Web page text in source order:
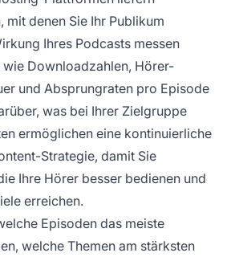
mit denen Sie Ihr Publikum
Ihres Podcasts messen
wie Downloadzahlen, Hörer-
und Absprungraten pro Episode
was bei Ihrer Zielgruppe
ermöglichen eine kontinuierliche
Strategie, damit Sie
Ihre Hörer besser bedienen und
erreichen.
Episoden das meiste
welche Themen am stärksten